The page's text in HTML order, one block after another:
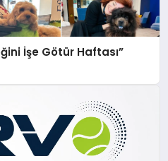
İşe Götür Haftası”